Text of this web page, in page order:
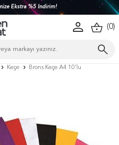
Ekstra %5 İndirim!
(0)
Keçe Brons Keçe A4 10’lu